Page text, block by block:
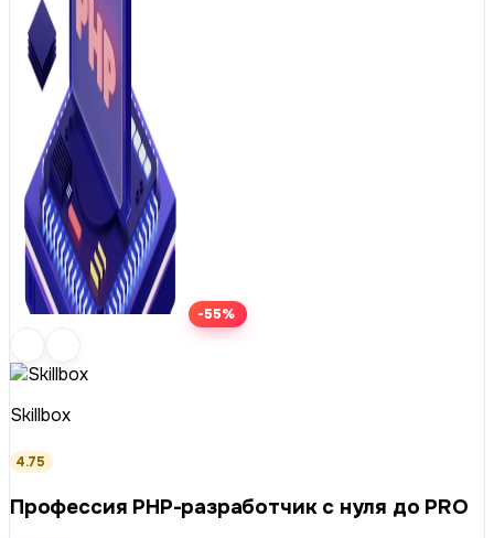
-55%
Skillbox
4.75
Профессия PHP-разработчик с нуля до PRO